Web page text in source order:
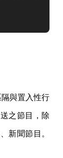
與置入性行
之節目，除
新聞節目。